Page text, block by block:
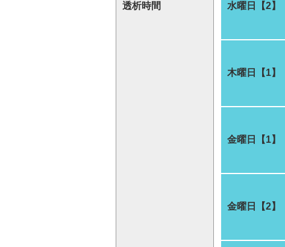
透析時間 水曜日【2】
木曜日【1】
金曜日【1】
金曜日【2】